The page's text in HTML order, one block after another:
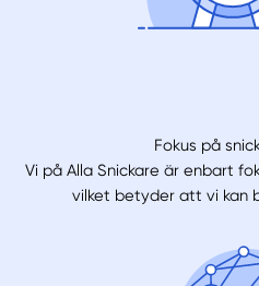
Fokus på
Vi på Alla Snickare är enbart
vilket betyder att vi kan